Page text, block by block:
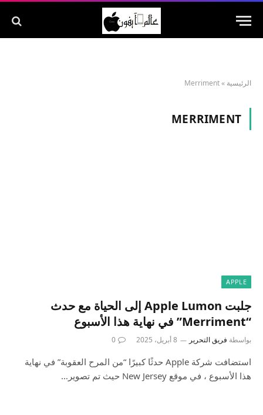
الرئيسية »
Merriment
MERRIMENT
APPLE
جلبت Apple Lumon إلى الحياة مع حدث
“Merriment” في نهاية هذا الأسبوع
بواسطة فريق التحرير 8 أبريل، 2025 0
استضافت شركة Apple حدثًا كبيرًا “من المرح العقوبة” في نهاية
هذا الأسبوع ، في موقع New Jersey حيث تم تصوير…